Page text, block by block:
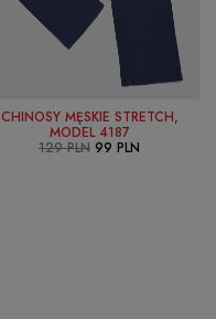
SELECT OPTIONS
CHINOSY MĘSKIE STRETCH,
MODEL 4187
129PLN 99 PLN